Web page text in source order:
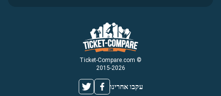
© Ticket-Compare.com
2015-2026
עקבו אחרינו